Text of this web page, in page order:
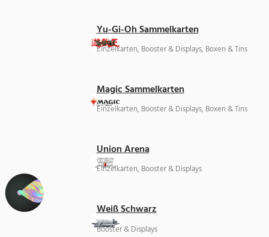
Yu-Gi-Oh Sammelkarten
Einzelkarten, Booster & Displays, Boxen & Tins
Magic Sammelkarten
Einzelkarten, Booster & Displays, Boxen & Tins
Union Arena
Einzelkarten, Booster & Displays
Weiß Schwarz
Booster & Displays